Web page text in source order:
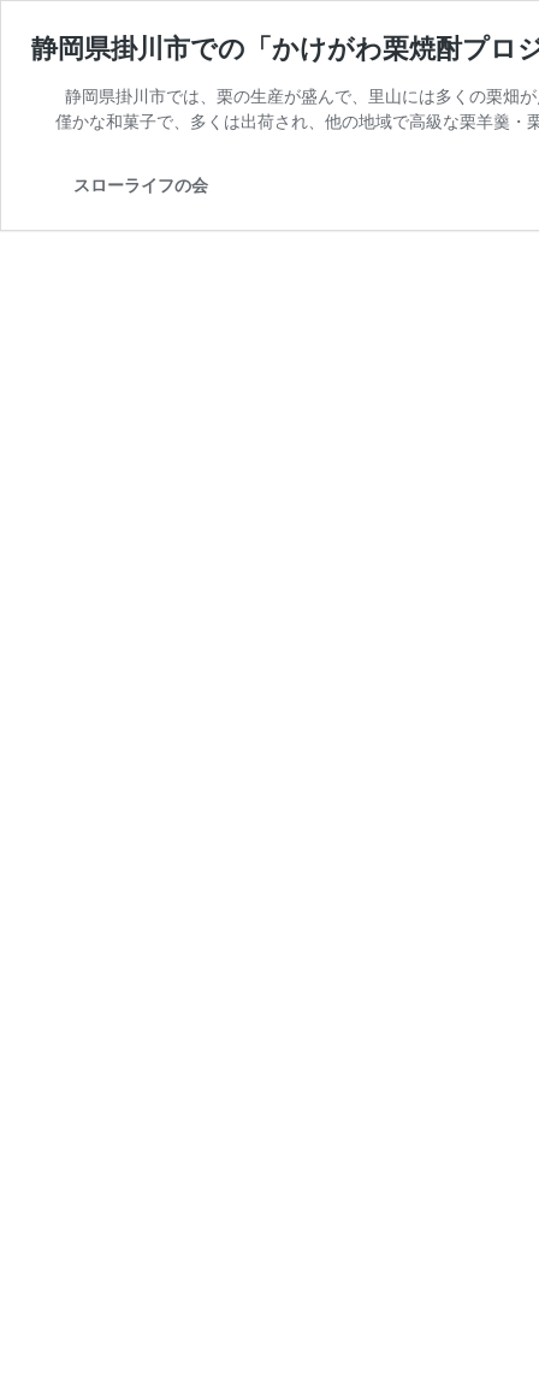
静岡県掛川市での「かけがわ栗焼酎プロ
静岡県掛川市では、栗の生産が盛んで、里山には多くの栗畑
僅かな和菓子で、多くは出荷され、他の地域で高級な栗羊羹
スローライフの会